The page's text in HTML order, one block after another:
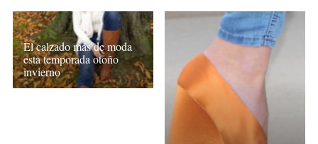
El calzado más de moda
esta temporada otoño
invierno